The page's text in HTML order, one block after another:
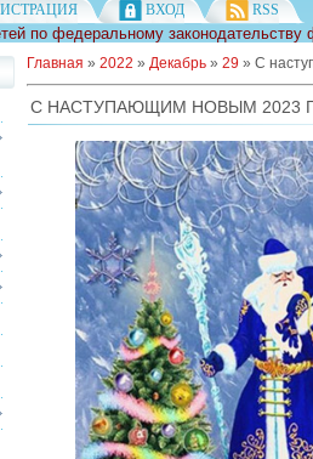
ВХОД RSS
по федеральному
Главная » 2022 » Декабрь » 29 » С
С НАСТУПАЮЩИМ НОВЫМ 2023